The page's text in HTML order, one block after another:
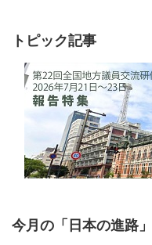
トピック記事
今月の「日本の進路」